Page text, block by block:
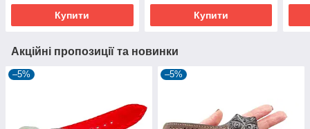
Купити Купити
Акційні пропозиції та новинки
–5% –5%